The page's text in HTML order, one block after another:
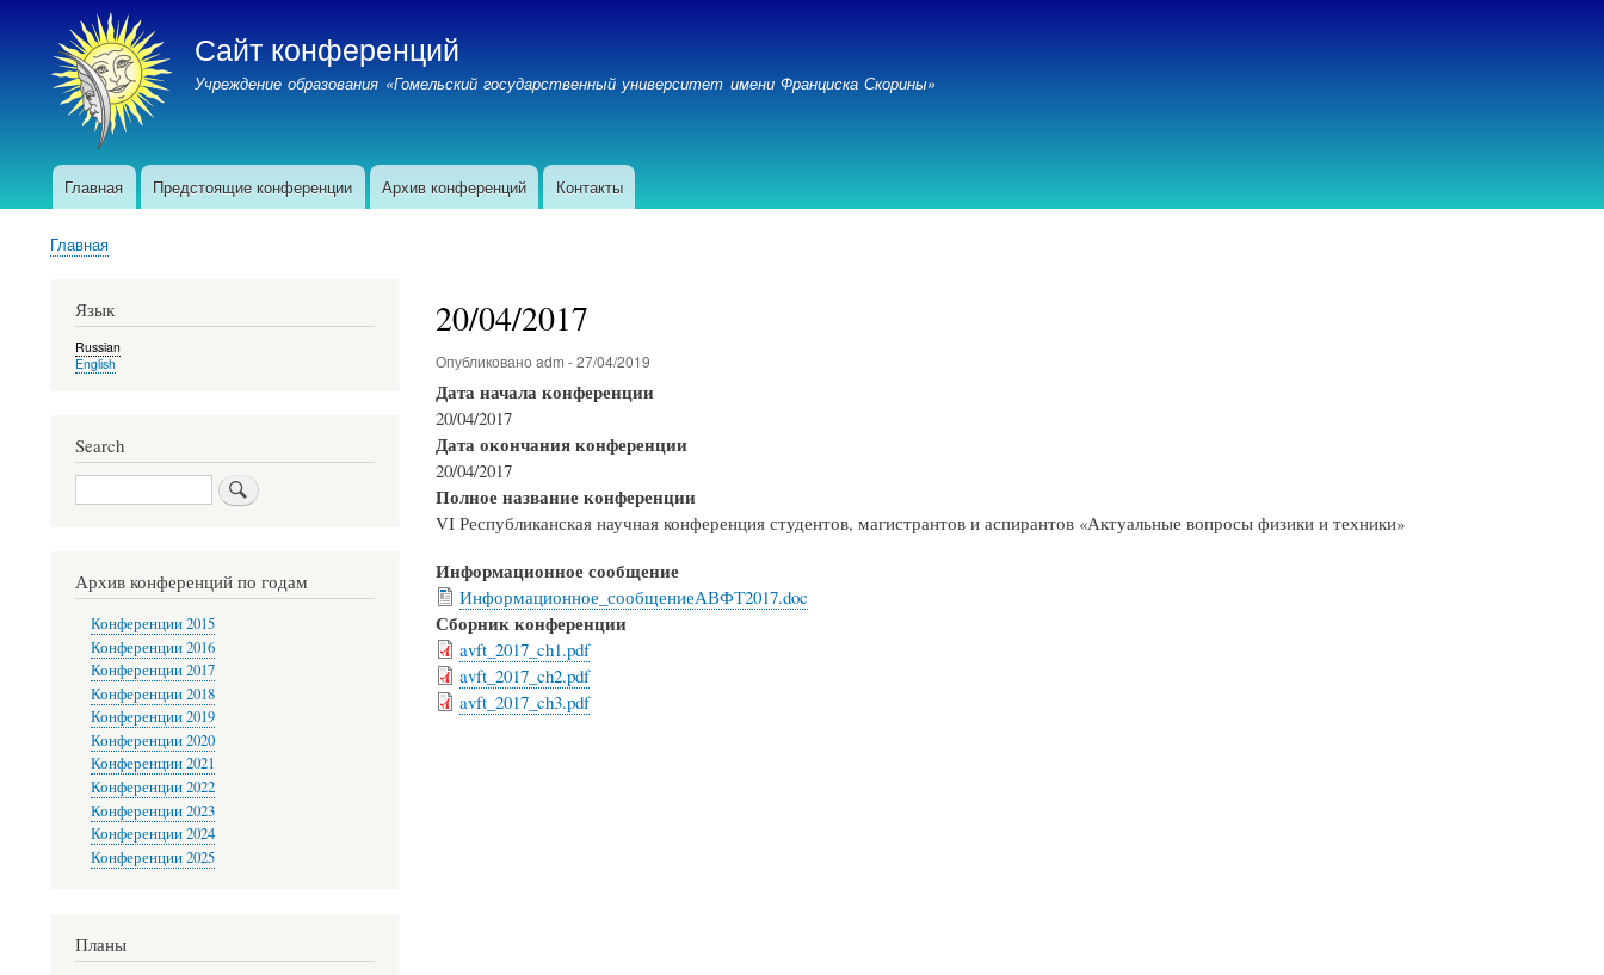
содержанию
Сайт конференций
Учреждение образования «Гомельский государственный университет имени Франциска Скорины»
Главное
(верх)
Главная Предстоящие конференции Архив конференций Контакты
Строка
Главная
20/04/2017
Опубликовано adm -27/04/2019
Дата начала конференции
20/04/2017
Дата окончания конференции
20/04/2017
Полное название конференции
VI Республиканская научная конференция студентов, магистрантов и аспирантов «Актуальные вопросы физики и техники»
Информационное сообщение
Информационное_сообщениеАВФТ2017.doc
Сборник конференции
avft_2017_ch1.pdf
avft_2017_ch2.pdf
avft_2017_ch3.pdf
Язык
Russian
English
Search
Search
Архив конференций по годам
Конференции 2015
Конференции 2016
Конференции 2017
Конференции 2018
Конференции 2019
Конференции 2020
Конференции 2021
Конференции 2022
Конференции 2023
Конференции 2024
Конференции 2025
Планы